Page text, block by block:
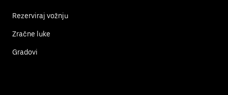
Rezerviraj vožnju
Zračne luke
Gradovi